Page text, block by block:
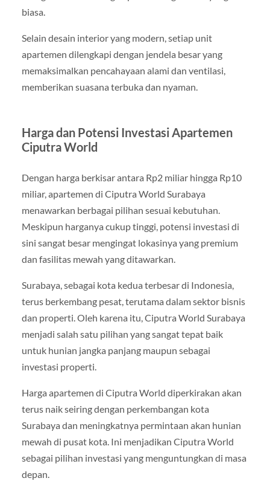
biasa.
Selain desain interior yang modern, setiap unit
apartemen dilengkapi dengan jendela besar yang
memaksimalkan pencahayaan alami dan ventilasi,
memberikan suasana terbuka dan nyaman.
Harga dan Potensi Investasi Apartemen
Ciputra World
Dengan harga berkisar antara Rp2 miliar hingga Rp10
miliar, apartemen di Ciputra World Surabaya
menawarkan berbagai pilihan sesuai kebutuhan.
Meskipun harganya cukup tinggi, potensi investasi di
sini sangat besar mengingat lokasinya yang premium
dan fasilitas mewah yang ditawarkan.
Surabaya, sebagai kota kedua terbesar di Indonesia,
terus berkembang pesat, terutama dalam sektor bisnis
dan properti. Oleh karena itu, Ciputra World Surabaya
menjadi salah satu pilihan yang sangat tepat baik
untuk hunian jangka panjang maupun sebagai
investasi properti.
Harga apartemen di Ciputra World diperkirakan akan
terus naik seiring dengan perkembangan kota
Surabaya dan meningkatnya permintaan akan hunian
mewah di pusat kota. Ini menjadikan Ciputra World
sebagai pilihan investasi yang menguntungkan di masa
depan.